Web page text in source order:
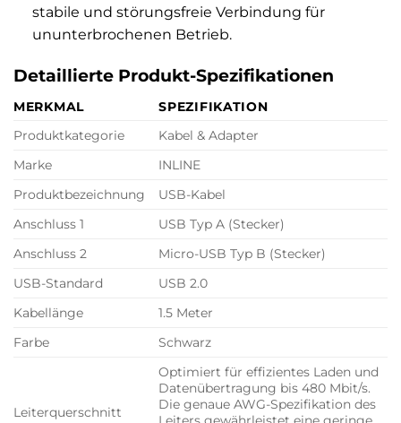
stabile und störungsfreie Verbindung für
ununterbrochenen Betrieb.
Detaillierte Produkt-Spezifikationen
MERKMAL
SPEZIFIKATION
Produktkategorie
Kabel & Adapter
Marke
INLINE
Produktbezeichnung
USB-Kabel
Anschluss 1
USB Typ A (Stecker)
Anschluss 2
Micro-USB Typ B (Stecker)
USB-Standard
USB 2.0
Kabellänge
1.5 Meter
Farbe
Schwarz
Leiterquerschnitt
Optimiert für effizientes Laden und
Datenübertragung bis 480 Mbit/s.
Die genaue AWG-Spezifikation des